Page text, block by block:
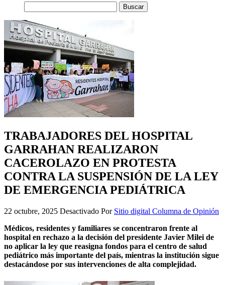
TRABAJADORES DEL HOSPITAL
GARRAHAN REALIZARON
CACEROLAZO EN PROTESTA
CONTRA LA SUSPENSIÓN DE LA LEY
DE EMERGENCIA PEDIÁTRICA
22 octubre, 2025 Desactivado Por Sitio digital Columna de Opinión
Médicos, residentes y familiares se concentraron frente al
hospital en rechazo a la decisión del presidente Javier Milei de
no aplicar la ley que reasigna fondos para el centro de salud
pediátrico más importante del país, mientras la institución sigue
destacándose por sus intervenciones de alta complejidad.